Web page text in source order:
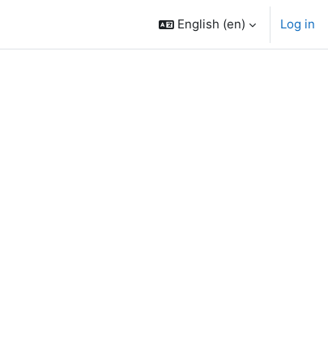
English ‎(en)‎ Log in
courses